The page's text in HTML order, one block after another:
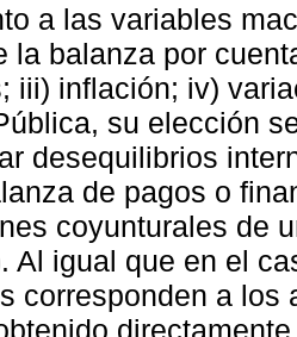
a las variables
la balanza por
iii) inflación; iv)
su elección
desequilibrios
de pagos o
coyunturales de
Al igual que en el
corresponden a los